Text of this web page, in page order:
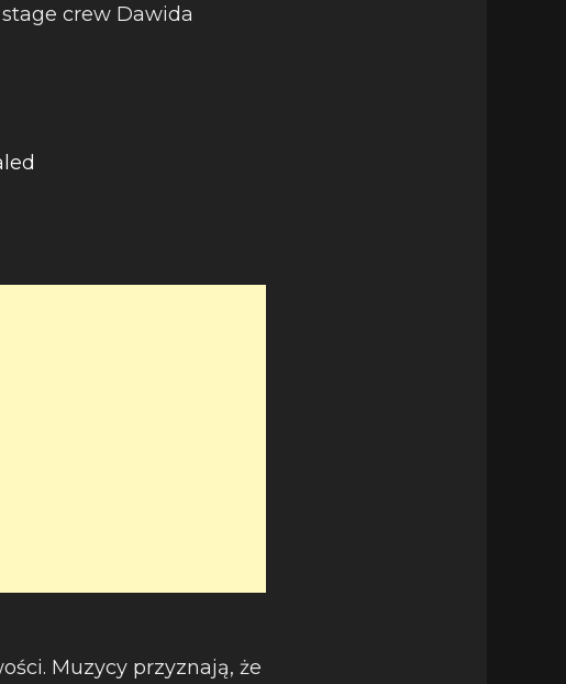
crew Dawida
Muzycy przyznają, że